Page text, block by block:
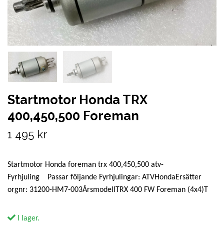
Startmotor Honda TRX
400,450,500 Foreman
1 495 kr
Startmotor Honda foreman trx 400,450,500 atv-
Fyrhjuling Passar följande Fyrhjulingar: ATVHondaErsätter
orgnr: 31200-HM7-003ÅrsmodellTRX 400 FW Foreman (4x4)T
I lager.